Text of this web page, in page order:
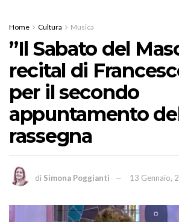
Home Cultura Musica
”Il Sabato del
recital di
per il secondo
appuntamento
rassegna
di Simona Poggianti 13 Gennaio,